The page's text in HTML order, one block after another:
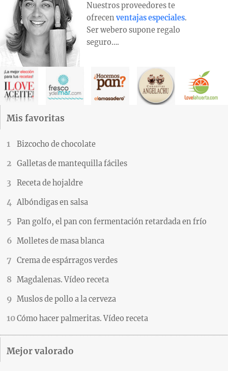
Nuestros proveedores te
ofrecen ventajas especiales.
Ser webero supone regalo
seguro….
Mis favoritas
Bizcocho de chocolate
Galletas de mantequilla fáciles
Receta de hojaldre
Albóndigas en salsa
Pan golfo, el pan con fermentación retardada en frío
Molletes de masa blanca
Crema de espárragos verdes
Magdalenas. Vídeo receta
Muslos de pollo a la cerveza
Cómo hacer palmeritas. Vídeo receta
Mejor valorado